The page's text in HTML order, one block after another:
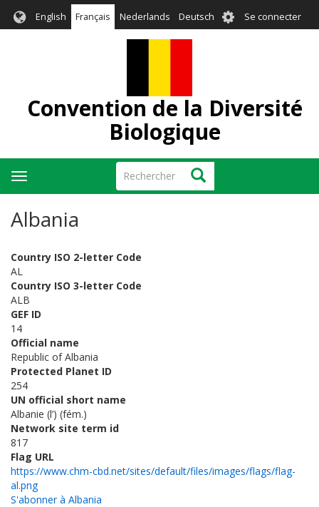
English Français Nederlands Deutsch User
account
Se connecter
Convention de la Diversité
Biologique
Rechercher Rechercher
Toggle
navigation
Albania
Country ISO 2-letter Code
AL
Country ISO 3-letter Code
ALB
GEF ID
14
Official name
Republic of Albania
Protected Planet ID
254
UN official short name
Albanie (l’) (fém.)
Network site term id
817
Flag URL
https://www.chm-cbd.net/sites/default/files/images/flags/flag-
al.png
S'abonner à Albania